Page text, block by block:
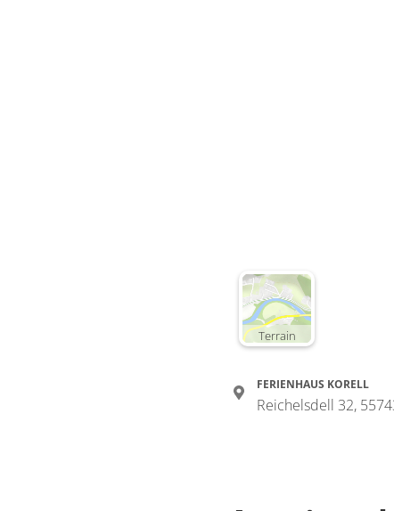
Terrain
FERIENHAUS KORELL
Reichelsdell 32,